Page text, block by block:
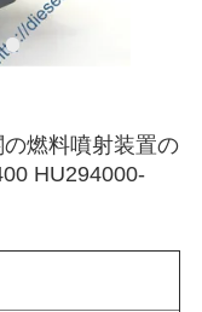
燃料噴射装置の
HU294000-